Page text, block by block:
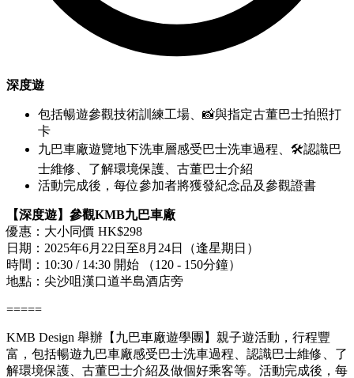
深度遊
包括暢遊參觀技術訓練工場、📸與指定古董巴士拍照打
卡
九巴車廠遊覽地下洗車層感受巴士洗車過程、🛠認識巴
士維修、了解環境保護、古董巴士介紹
活動完成後，每位參加者將獲發紀念品及參觀證書
【深度遊】參觀KMB九巴車廠
優惠：大小同價 HK$298
日期：2025年6月22日至8月24日（逢星期日）
時間：10:30 / 14:30 開始 （120 - 150分鐘）
地點：尖沙咀漢口道半島酒店旁
=====
KMB Design 舉辦【九巴車廠遊學團】親子遊活動，行程豐
富，包括暢遊九巴車廠感受巴士洗車過程、認識巴士維修、了
解環境保護、古董巴士介紹及做個好乘客等。活動完成後，每